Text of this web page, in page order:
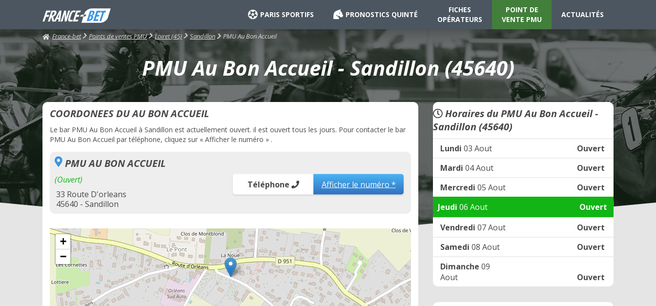
PARIS SPORTIFS PRONOSTICS QUINTÉ
FICHES
OPÉRATEURS
POINT DE
VENTE PMU
ACTUALITÉS
France-bet Points de ventes PMU Loiret (45) Sandillon PMU Au Bon Accueil
PMU Au Bon Accueil - Sandillon (45640)
COORDONEES DU AU BON ACCUEIL
Le bar PMU Au Bon Accueil à Sandillon est actuellement ouvert. il est ouvert tous les jours. Pour contacter le bar
PMU Au Bon Accueil par téléphone, cliquez sur « Afficher le numéro » .
PMU AU BON ACCUEIL
(Ouvert)
33 Route D'orleans
45640 - Sandillon
Téléphone Afficher le numéro *
+
−
Horaires du PMU Au Bon Accueil -
Sandillon (45640)
Lundi 03 Aout
Ouvert
Mardi 04 Aout
Ouvert
Mercredi 05 Aout
Ouvert
Jeudi 06 Aout
Ouvert
Vendredi 07 Aout
Ouvert
Samedi 08 Aout
Ouvert
Dimanche 09
Aout
Ouvert